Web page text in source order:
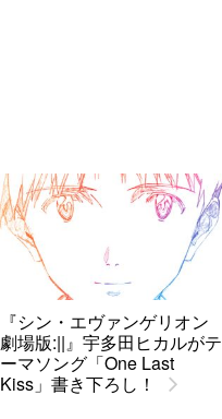
『シン・エヴァンゲリオン
劇場版:||』宇多田ヒカルがテ
ーマソング「One Last
Kiss」書き下ろし！